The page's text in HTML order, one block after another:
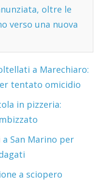
oltre le
verso una nuova
a Marechiaro:
tentato omicidio
in pizzeria:
a San Marino per
a sciopero